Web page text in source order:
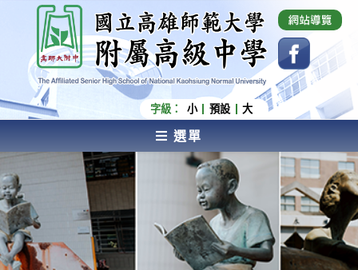
內
容
國立高雄師範大學附屬高級中學 Affiliated Senior
High School of National Kaohsiung Normal
University
字級： 小 預設 大
選單
AFFILIATED SENIOR HIGH SCHOOL OF NATIONAL
KAOHSIUNG NORMAL UNIVERSITY